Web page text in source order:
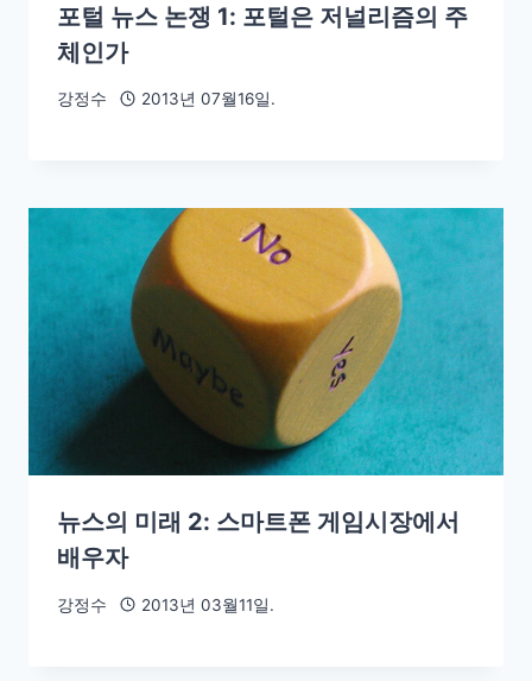
포털 뉴스 논쟁 1: 포털은 저널리즘의 주
체인가
강정수 2013년 07월16일.
뉴스의 미래 2: 스마트폰 게임시장에서
배우자
강정수 2013년 03월11일.